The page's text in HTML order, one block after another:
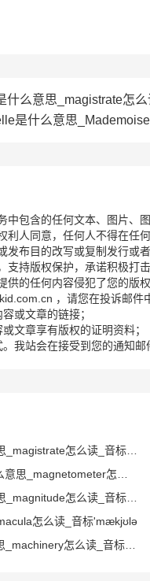
什么意思_magistrate怎
是什么意思
中包含的任何文本、图片、
利人同意，任何人不得在任
发布目的改写或复制发行或
支持版权保护，承诺积极打击
供的任何内容侵犯了您的版
，请您在投诉邮件
或文章的链接；
文章享有版权的证明资料；
。我站会在接受到您的通知
magistrate是什么意思_magistrate怎么读_音标ˈmædʒɪstreɪt
magnitude是什么意思_magnitude怎么读_音标ˈmægnɪtju-d
怎么读_音标'mækjʊlə
machinery是什么意思_machinery怎么读_音标məˈʃi-nəri